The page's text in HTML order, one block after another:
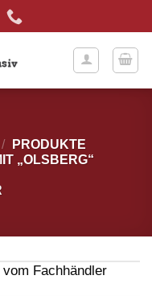
/
PRODUKTE
„OLSBERG“
Fachhändler